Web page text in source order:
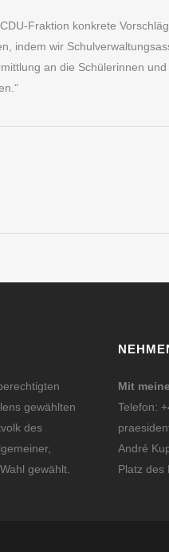
Fraktion konkrete
indem wir
an die Schülerinnen
gewählten
des
gewählt.
Mit
Telefon:
André
Platz des